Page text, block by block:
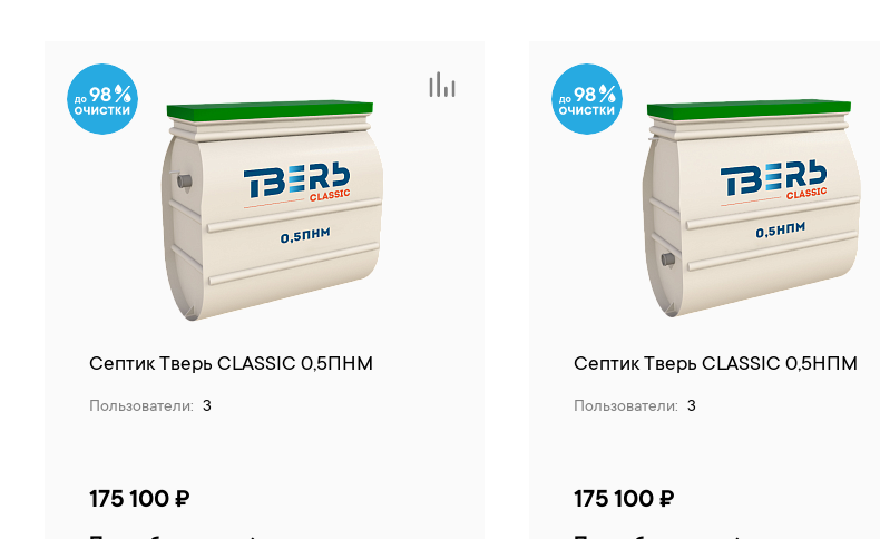
98
Септик Тверь CLASSIC 0,5ПНМ
Пользователи: 3
175 100 ₽
98
Септик Тверь CLASSIC 0,5НПМ
Пользователи: 3
175 100 ₽